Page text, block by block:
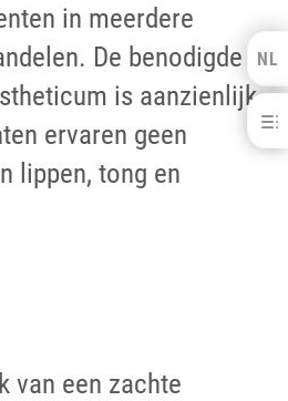
Kulzer Benelux NL
voor intraligamentaire anesthesie
DOWNLOADS
in meerdere
De benodigde
is aanzienlijk
ervaren geen
lippen, tong en
van een zachte